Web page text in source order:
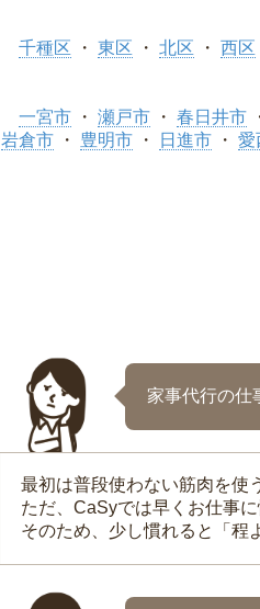
千種区
東区 北区 西区
一宮市
瀬戸市 春日井市
岩倉市
豊明市 日進市 愛
家事代行の仕
最初は普段使わない筋肉を使
ただ、CaSyでは早くお仕事
そのため、少し慣れると「程